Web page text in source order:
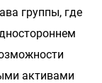
группы, где
активами